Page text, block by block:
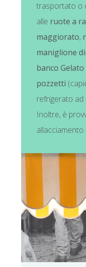
trasportato o
alle ruote a
maggiorato,
maniglione
banco Gelato
pozzetti
refrigerato ad
Inoltre, è